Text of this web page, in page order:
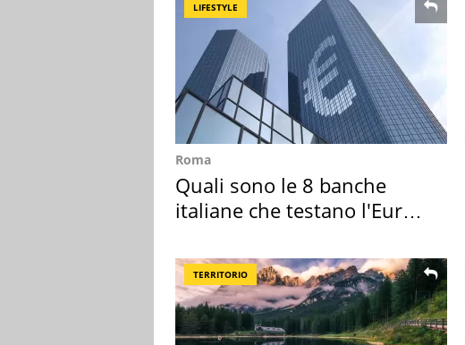
LIFESTYLE
Roma
Quali sono le 8 banche
italiane che testano l'Euro
TERRITORIO